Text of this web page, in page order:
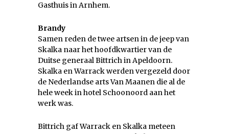
Gasthuis in Arnhem.
Brandy
Samen reden de twee artsen in de jeep van
Skalka naar het hoofdkwartier van de
Duitse generaal Bittrich in Apeldoorn.
Skalka en Warrack werden vergezeld door
de Nederlandse arts Van Maanen die al de
hele week in hotel Schoonoord aan het
werk was.
Bittrich gaf Warrack en Skalka meteen